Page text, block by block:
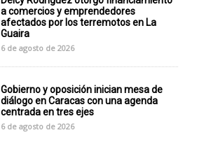
a comercios y emprendedores
afectados por los terremotos en La
Guaira
6 de agosto de 2026
Gobierno y oposición inician mesa de
diálogo en Caracas con una agenda
centrada en tres ejes
6 de agosto de 2026